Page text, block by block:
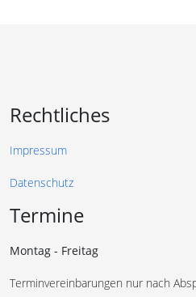
Rechtliches
Impressum
Datenschutz
Termine
Montag - Freitag
Terminvereinbarungen nur nach